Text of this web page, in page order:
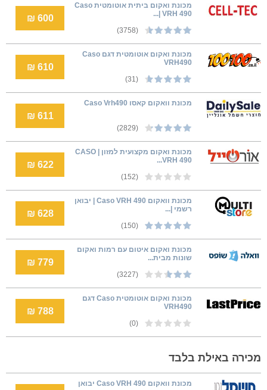
מכונת ואקום ביתית אוטומטית Caso
VRH 490 |...
(3758)
600 ₪
מכונת ואקום אוטומטית דגם Caso
VRH490
(31)
610 ₪
מכונת וואקום קאסו Caso Vrh490
(2829)
611 ₪
מכונת ואקום מקצועית למזון | CASO
VRH 490...
(152)
622 ₪
‏מכונת וואקום Caso VRH 490 | יבואן
רשמי |...
(150)
628 ₪
מכונת ואקום איטום עם רמות ואקום
שונות מבית...
(3227)
779 ₪
מכונת ואקום אוטומטית Caso דגם
VRH490
(0)
788 ₪
מכירה באילת בלבד
‏מכונת וואקום Caso VRH 490 יבואן